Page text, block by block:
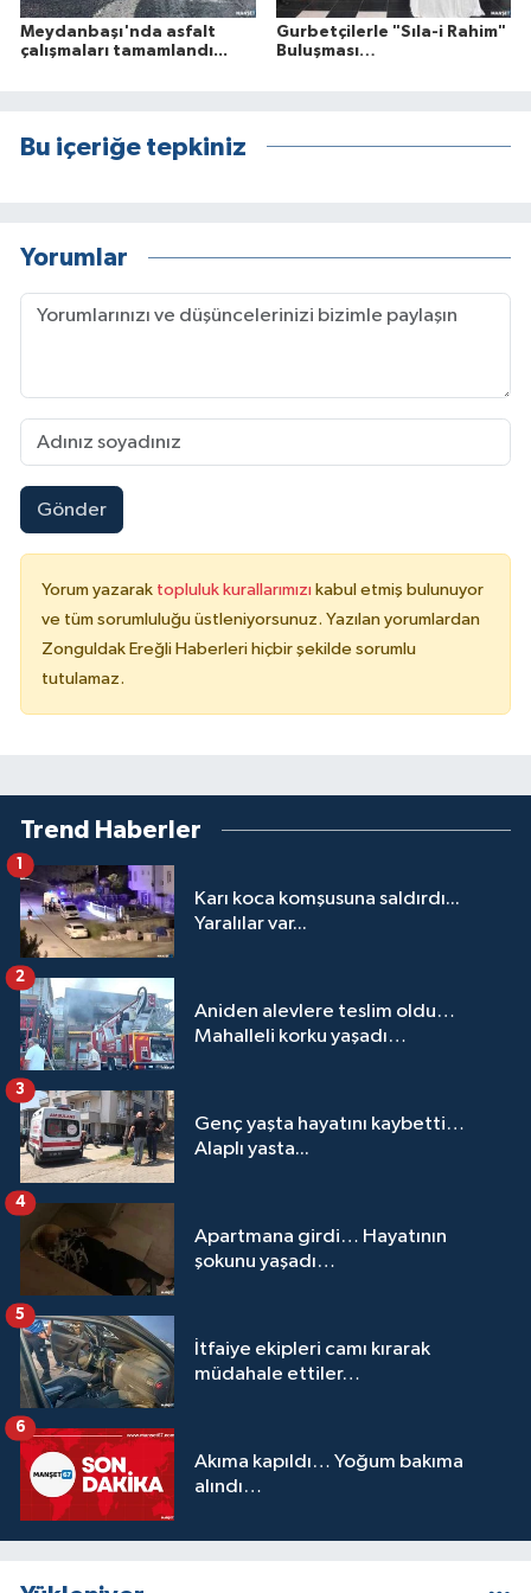
Meydanbaşı'nda asfalt
çalışmaları tamamlandı...
Gurbetçilerle "Sıla-i Rahim"
Buluşması…
Bu içeriğe tepkiniz
Yorumlar
Gönder
Yorum yazarak topluluk kurallarımızı kabul etmiş bulunuyor
ve tüm sorumluluğu üstleniyorsunuz. Yazılan yorumlardan
Zonguldak Ereğli Haberleri hiçbir şekilde sorumlu
tutulamaz.
Trend Haberler
Karı koca komşusuna saldırdı...
Yaralılar var...
1
Aniden alevlere teslim oldu…
Mahalleli korku yaşadı…
2
Genç yaşta hayatını kaybetti…
Alaplı yasta...
3
Apartmana girdi… Hayatının
şokunu yaşadı…
4
İtfaiye ekipleri camı kırarak
müdahale ettiler…
5
Akıma kapıldı… Yoğum bakıma
alındı…
6